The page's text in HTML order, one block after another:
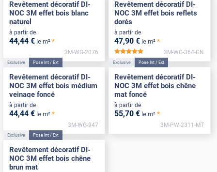
Revêtement décoratif DI-
NOC 3M effet bois blanc
naturel
à partir de
44,44 € le m² *
3M-WG-2076
Revêtement décoratif DI-
NOC 3M effet bois reflets
dorés
à partir de
47,90 € le m² *
3M-WG-364-GN
Exclusive Pose Int / Ext
Revêtement décoratif DI-
NOC 3M effet bois médium
veinage foncé
à partir de
44,44 € le m² *
3M-WG-947
Exclusive Pose Int / Ext
Revêtement décoratif DI-
NOC 3M effet bois chêne
mat foncé
à partir de
55,70 € le m² *
3M-PW-2311-MT
Exclusive Pose Int / Ext
Revêtement décoratif DI-
NOC 3M effet bois chêne
brun mat